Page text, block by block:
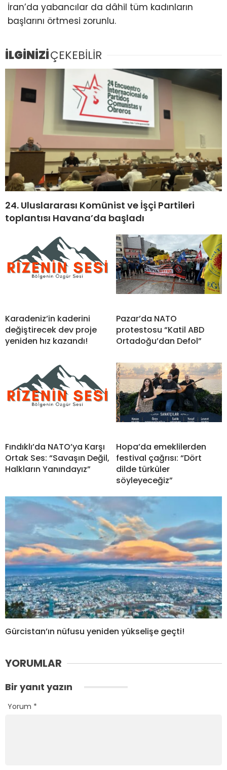
İran’da yabancılar da dâhil tüm kadınların
başlarını örtmesi zorunlu.
İLGİNİZİÇEKEBİLİR
24. Uluslararası Komünist ve İşçi Partileri
toplantısı Havana’da başladı
Karadeniz’in kaderini
değiştirecek dev proje
yeniden hız kazandı!
Pazar’da NATO
protestosu “Katil ABD
Ortadoğu’dan Defol”
Fındıklı’da NATO’ya Karşı
Ortak Ses: “Savaşın Değil,
Halkların Yanındayız”
Hopa’da emeklilerden
festival çağrısı: “Dört
dilde türküler
söyleyeceğiz”
Gürcistan’ın nüfusu yeniden yükselişe geçti!
YORUMLAR
Bir yanıt yazın
Yorum *